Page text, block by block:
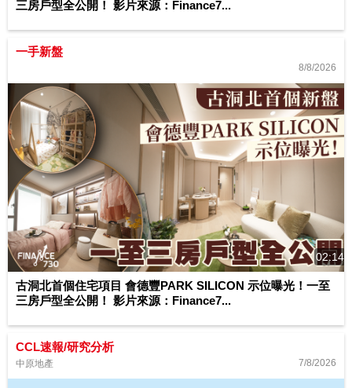
三房戶型全公開！ 影片來源：Finance7...
一手新盤
8/8/2026
02:14
古洞北首個住宅項目 會德豐PARK SILICON 示位曝光！一至
三房戶型全公開！ 影片來源：Finance7...
CCL速報/研究分析
中原地產 7/8/2026